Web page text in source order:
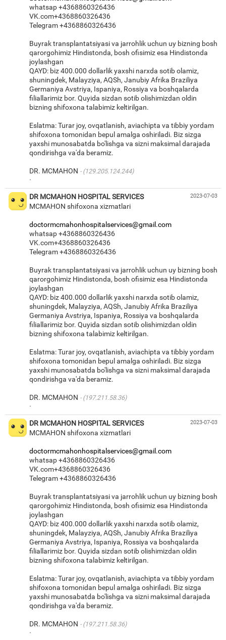
whatsap +4368860326436
VK.com+4368860326436
Telegram +4368860326436
Buyrak transplantatsiyasi va jarrohlik uchun uy bizning bosh
qarorgohimiz Hindistonda, bosh ofisimiz esa Hindistonda
joylashgan
QAYD: biz 400.000 dollarlik yaxshi narxda sotib olamiz,
shuningdek, Malayziya, AQSh, Janubiy Afrika Braziliya
Germaniya Avstriya, Ispaniya, Rossiya va boshqalarda
filiallarimiz bor. Quyida sizdan sotib olishimizdan oldin
bizning shifoxona talabimiz keltirilgan.
Eslatma: Turar joy, ovqatlanish, aviachipta va tibbiy yordam
shifoxona tomonidan bepul amalga oshiriladi. Biz sizga
yaxshi munosabatda bo'lishga va sizni maksimal darajada
qondirishga va'da beramiz.
DR. MCMAHON (129.205.124.244)
·
2023-07-03
DR MCMAHON HOSPITAL SERVICES
MCMAHON shifoxona xizmatlari
doctormcmahonhospitalservices@gmail.com
whatsap +4368860326436
VK.com+4368860326436
Telegram +4368860326436
Buyrak transplantatsiyasi va jarrohlik uchun uy bizning bosh
qarorgohimiz Hindistonda, bosh ofisimiz esa Hindistonda
joylashgan
QAYD: biz 400.000 dollarlik yaxshi narxda sotib olamiz,
shuningdek, Malayziya, AQSh, Janubiy Afrika Braziliya
Germaniya Avstriya, Ispaniya, Rossiya va boshqalarda
filiallarimiz bor. Quyida sizdan sotib olishimizdan oldin
bizning shifoxona talabimiz keltirilgan.
Eslatma: Turar joy, ovqatlanish, aviachipta va tibbiy yordam
shifoxona tomonidan bepul amalga oshiriladi. Biz sizga
yaxshi munosabatda bo'lishga va sizni maksimal darajada
qondirishga va'da beramiz.
DR. MCMAHON (197.211.58.36)
·
2023-07-03
DR MCMAHON HOSPITAL SERVICES
MCMAHON shifoxona xizmatlari
doctormcmahonhospitalservices@gmail.com
whatsap +4368860326436
VK.com+4368860326436
Telegram +4368860326436
Buyrak transplantatsiyasi va jarrohlik uchun uy bizning bosh
qarorgohimiz Hindistonda, bosh ofisimiz esa Hindistonda
joylashgan
QAYD: biz 400.000 dollarlik yaxshi narxda sotib olamiz,
shuningdek, Malayziya, AQSh, Janubiy Afrika Braziliya
Germaniya Avstriya, Ispaniya, Rossiya va boshqalarda
filiallarimiz bor. Quyida sizdan sotib olishimizdan oldin
bizning shifoxona talabimiz keltirilgan.
Eslatma: Turar joy, ovqatlanish, aviachipta va tibbiy yordam
shifoxona tomonidan bepul amalga oshiriladi. Biz sizga
yaxshi munosabatda bo'lishga va sizni maksimal darajada
qondirishga va'da beramiz.
DR. MCMAHON (197.211.58.36)
·